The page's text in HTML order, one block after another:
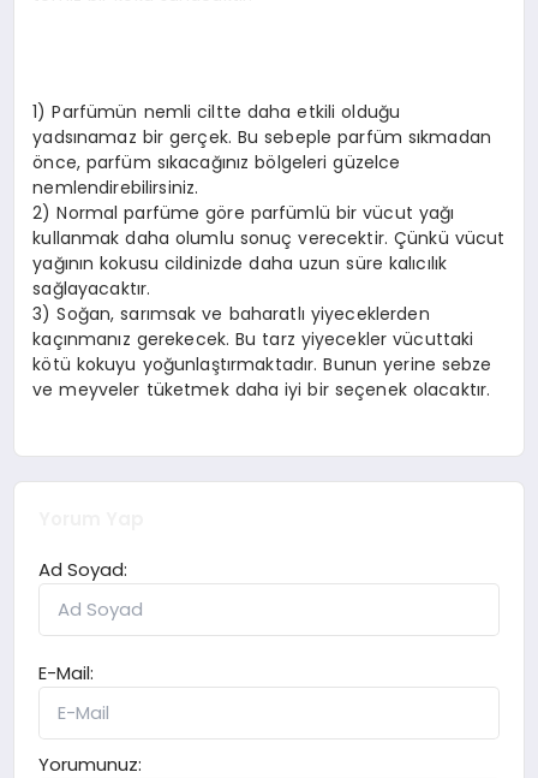
1) Parfümün nemli ciltte daha etkili olduğu
yadsınamaz bir gerçek. Bu sebeple parfüm sıkmadan
önce, parfüm sıkacağınız bölgeleri güzelce
nemlendirebilirsiniz.
2) Normal parfüme göre parfümlü bir vücut yağı
kullanmak daha olumlu sonuç verecektir. Çünkü vücut
yağının kokusu cildinizde daha uzun süre kalıcılık
sağlayacaktır.
3) Soğan, sarımsak ve baharatlı yiyeceklerden
kaçınmanız gerekecek. Bu tarz yiyecekler vücuttaki
kötü kokuyu yoğunlaştırmaktadır. Bunun yerine sebze
ve meyveler tüketmek daha iyi bir seçenek olacaktır.
Ad Soyad:
E-Mail:
Yorumunuz: